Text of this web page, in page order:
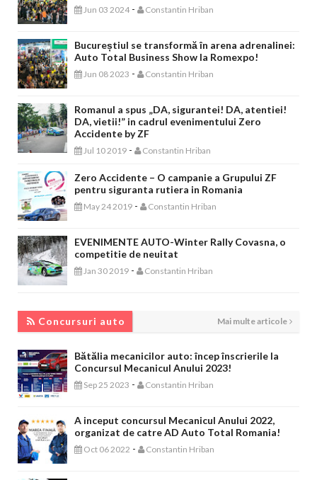
Jun 03 2024 - Constantin Hriban
Bucureștiul se transformă în arena adrenalinei:
Auto Total Business Show la Romexpo!
Jun 08 2023 - Constantin Hriban
Romanul a spus „DA, sigurantei! DA, atentiei!
DA, vietii!” in cadrul evenimentului Zero
Accidente by ZF
Jul 10 2019 - Constantin Hriban
Zero Accidente – O campanie a Grupului ZF
pentru siguranta rutiera in Romania
May 24 2019 - Constantin Hriban
EVENIMENTE AUTO-Winter Rally Covasna, o
competitie de neuitat
Jan 30 2019 - Constantin Hriban
Concursuri auto Mai multe articole
Bătălia mecanicilor auto: încep înscrierile la
Concursul Mecanicul Anului 2023!
Sep 25 2023 - Constantin Hriban
A inceput concursul Mecanicul Anului 2022,
organizat de catre AD Auto Total Romania!
Oct 06 2022 - Constantin Hriban